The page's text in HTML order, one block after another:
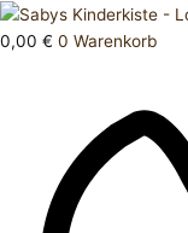
Zum
Inhalt
0,00 € 0 Warenkorb
Products
search
Kleid
86